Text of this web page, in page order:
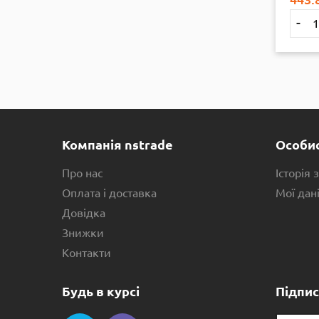
-
Компанія nstrade
Про нас
Оплата і доставка
Довідка
Знижки
Контакти
Мої дані
Будь в курсі